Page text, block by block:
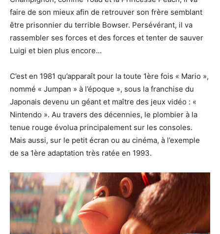
faire de son mieux afin de retrouver son frère semblant
être prisonnier du terrible Bowser. Persévérant, il va
rassembler ses forces et des forces et tenter de sauver
Luigi et bien plus encore…
C’est en 1981 qu’apparaît pour la toute 1ère fois « Mario »,
nommé « Jumpan » à l’époque », sous la franchise du
Japonais devenu un géant et maître des jeux vidéo : «
Nintendo ». Au travers des décennies, le plombier à la
tenue rouge évolua principalement sur les consoles.
Mais aussi, sur le petit écran ou au cinéma, à l’exemple
de sa 1ère adaptation très ratée en 1993.